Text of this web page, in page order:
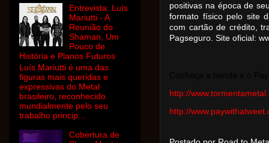
positivas na época de
formato físico pelo site
com cartão de crédito,
Pagseguro. Site oficial:
http://
http://
Entrevista: Luís
Mariutti - A
Reunião do
Shaman, Um
Pouco de
História e Planos Futuros
Luís Mariutti é uma das
figuras mais queridas e
expressivas do Metal
brasileiro, reconhecido
mundialmente pelo seu
trabalho princip...
Cobertura de